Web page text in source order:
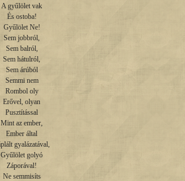
A gyűlölet vak
És ostoba!
Gyűlölet Ne!
Sem jobbról,
Sem balról,
Sem hátulról,
Sem árúból
Semmi nem
Rombol oly
Erővel, olyan
Pusztítással
Mint az ember,
Ember által
gyalázatával,
Gyűlölet golyó
Záporával!
Ne semmisíts